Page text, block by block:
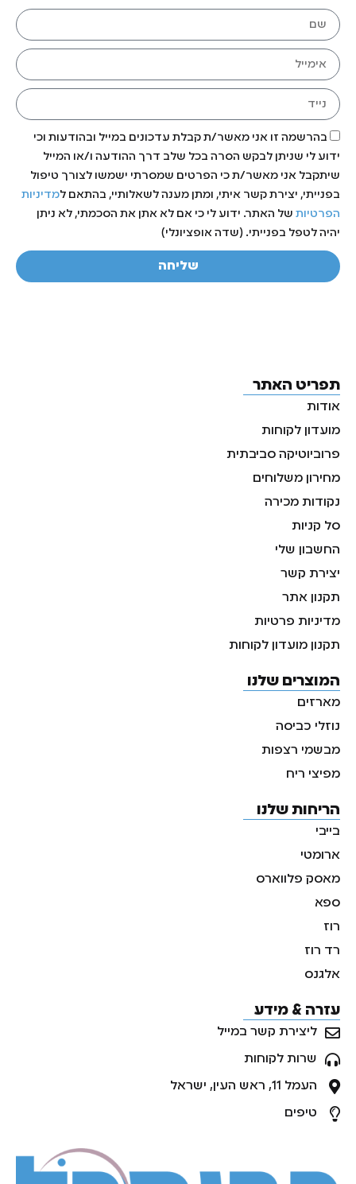
בהרשמה זו אני מאשר/ת קבלת עדכונים במייל ובהודעות וכי
ידוע לי שניתן לבקש הסרה בכל שלב דרך ההודעה ו/או המייל
שיתקבל אני מאשר/ת כי הפרטים שמסרתי ישמשו לצורך טיפול
בפנייתי, יצירת קשר איתי, ומתן מענה לשאלותיי, בהתאם למדיניות
הפרטיות של האתר. ידוע לי כי אם לא אתן את הסכמתי, לא ניתן
יהיה לטפל בפנייתי. (שדה אופציונלי)
שליחה
תפריט האתר
אודות
מועדון לקוחות
פרוביוטיקה סביבתית
מחירון משלוחים
נקודות מכירה
סל קניות
החשבון שלי
יצירת קשר
תקנון אתר
מדיניות פרטיות
תקנון מועדון לקוחות
המוצרים שלנו
מארזים
נוזלי כביסה
מבשמי רצפות
מפיצי ריח
הריחות שלנו
בייבי
ארומטי
מאסק פלווארס
ספא
רוז
רד רוז
אלגנס
עזרה & מידע
ליצירת קשר במייל
שרות לקוחות
העמל 11, ראש העין, ישראל
טיפים